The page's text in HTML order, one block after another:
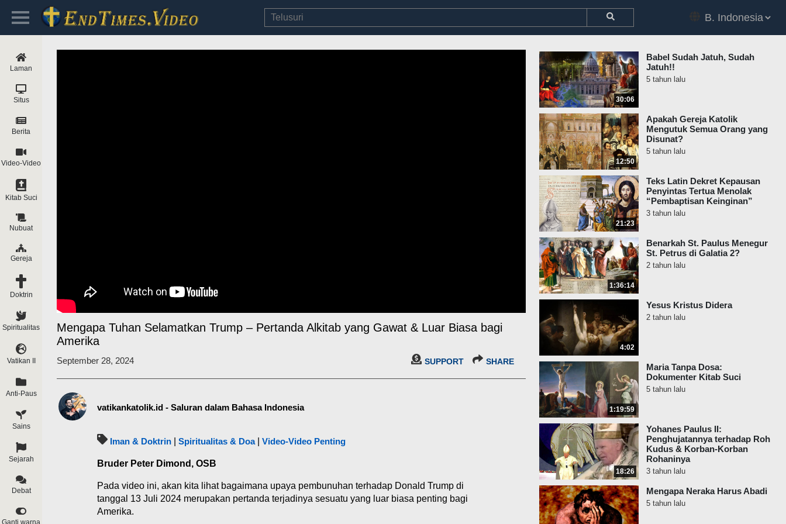
Mengapa Tuhan Selamatkan Trump – Pertanda Alkitab yang Gawat & Luar Biasa bagi
Amerika
September 28, 2024 SUPPORT SHARE
vatikankatolik.id - Saluran dalam Bahasa Indonesia
Iman & Doktrin Spiritualitas & Doa| Video-Video Penting
Bruder Peter Dimond, OSB
Pada video ini, akan kita lihat bagaimana upaya pembunuhan terhadap Donald Trump di
tanggal 13 Juli 2024 merupakan pertanda terjadinya sesuatu yang luar biasa penting bagi
Amerika.
30:06
Babel Sudah Jatuh, Sudah
Jatuh!!
5 tahun lalu
12:50
Apakah Gereja Katolik
Mengutuk Semua Orang yang
Disunat?
5 tahun lalu
21:23
Teks Latin Dekret Kepausan
Penyintas Tertua Menolak
“Pembaptisan Keinginan”
3 tahun lalu
1:36:14
Benarkah St. Paulus Menegur
St. Petrus di Galatia 2?
2 tahun lalu
4:02
Yesus Kristus Didera
2 tahun lalu
1:19:59
Maria Tanpa Dosa:
Dokumenter Kitab Suci
5 tahun lalu
18:26
Yohanes Paulus II:
Penghujatannya terhadap Roh
Kudus & Korban-Korban
Rohaninya
3 tahun lalu
Mengapa Neraka Harus Abadi
5 tahun lalu
Laman
Situs
Berita
Video-Video
Kitab Suci
Nubuat
Gereja
Doktrin
Spiritualitas
Vatikan II
Anti-Paus
Sains
Sejarah
Debat
Ganti warna